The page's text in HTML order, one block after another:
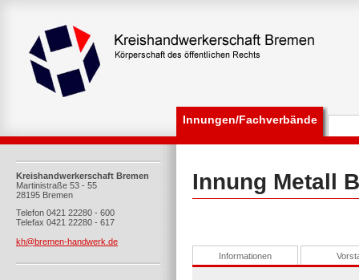
Innungen/Fachverbände
Kreishandwerkerschaft Bremen
Martinistraße 53 - 55
28195 Bremen
Telefon 0421 22280 - 600
Telefax 0421 22280 - 617
kh@bremen-handwerk.de
Innung Metall
Informationen